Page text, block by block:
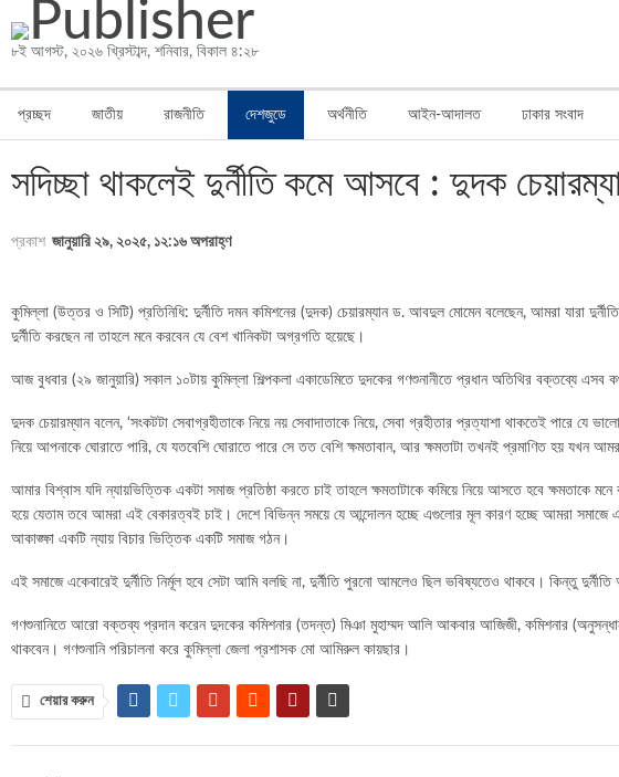
৮ই আগস্ট, ২০২৬ খ্রিস্টাব্দ, শনিবার, বিকাল ৪:২৮
প্রচ্ছদ জাতীয় রাজনীতি দেশজুডে অর্থনীতি আইন-আদালত ঢাকার সংবাদ
মিডিয়া লাইফস্টাইল
সদিচ্ছা থাকলেই দুর্নীতি কমে আসবে : দুদক
প্রকাশ জানুয়ারি ২৯, ২০২৫, ১২:১৬ অপরাহ্ণ
কুমিল্লা (উত্তর ও সিটি) প্রতিনিধি: দুর্নীতি দমন কমিশনের (দুদক) চেয়ারম্যান ড. আবদুল মোমেন বলেছেন, আমরা যারা
দুর্নীতি করছেন না তাহলে মনে করবেন যে বেশ খানিকটা অগ্রগতি হয়েছে।
আজ বুধবার (২৯ জানুয়ারি) সকাল ১০টায় কুমিল্লা শিল্পকলা একাডেমিতে দুদকের গণশুনানীতে প্রধান অতিথির বক্তব্যে এসব
দুদক চেয়ারম্যান বলেন, ‘সংকটটা সেবাগ্রহীতাকে নিয়ে নয় সেবাদাতাকে নিয়ে, সেবা গ্রহীতার প্রত্যাশা থাকতেই পারে
নিয়ে আপনাকে ঘোরাতে পারি, যে যতবেশি ঘোরাতে পারে সে তত বেশি ক্ষমতাবান, আর ক্ষমতাটা তখনই প্রমাণিত হয় যখন
আমার বিশ্বাস যদি ন্যায়ভিত্তিক একটা সমাজ প্রতিষ্ঠা করতে চাই তাহলে ক্ষমতাটাকে কমিয়ে নিয়ে আসতে হবে ক্ষমতাকে
হয়ে যেতাম তবে আমরা এই বেকারত্বই চাই। দেশে বিভিন্ন সময়ে যে আন্দোলন হচ্ছে এগুলোর মূল কারণ হচ্ছে আমরা সমাজে
আকাঙ্ক্ষা একটি ন্যায় বিচার ভিত্তিক একটি সমাজ গঠন।
এই সমাজে একেবারেই দুর্নীতি নির্মূল হবে সেটা আমি বলছি না, দুর্নীতি পুরনো আমলেও ছিল ভবিষ্যতেও থাকবে। কিন্তু
গণশুনানিতে আরো বক্তব্য প্রদান করেন দুদকের কমিশনার (তদন্ত) মিঞা মুহাম্মদ আলি আকবার আজিজী, কমিশনার
থাকবেন। গণশুনানি পরিচালনা করে কুমিল্লা জেলা প্রশাসক মো আমিরুল কায়ছার।
শেয়ার করুন